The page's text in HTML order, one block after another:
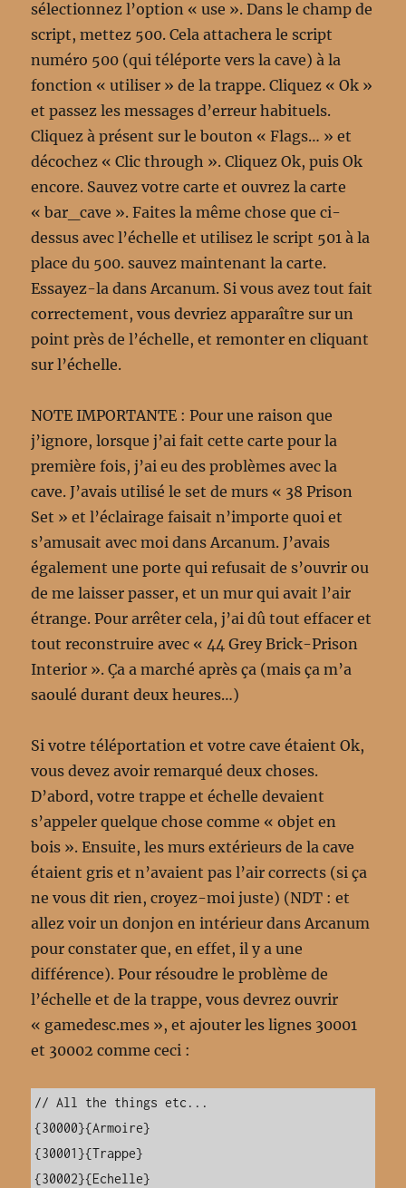
sélectionnez l’option « use ». Dans le champ de
script, mettez 500. Cela attachera le script
numéro 500 (qui téléporte vers la cave) à la
fonction « utiliser » de la trappe. Cliquez « Ok »
et passez les messages d’erreur habituels.
Cliquez à présent sur le bouton « Flags… » et
décochez « Clic through ». Cliquez Ok, puis Ok
encore. Sauvez votre carte et ouvrez la carte
« bar_cave ». Faites la même chose que ci-
dessus avec l’échelle et utilisez le script 501 à la
place du 500. sauvez maintenant la carte.
Essayez-la dans Arcanum. Si vous avez tout fait
correctement, vous devriez apparaître sur un
point près de l’échelle, et remonter en cliquant
sur l’échelle.
NOTE IMPORTANTE : Pour une raison que
j’ignore, lorsque j’ai fait cette carte pour la
première fois, j’ai eu des problèmes avec la
cave. J’avais utilisé le set de murs « 38 Prison
Set » et l’éclairage faisait n’importe quoi et
s’amusait avec moi dans Arcanum. J’avais
également une porte qui refusait de s’ouvrir ou
de me laisser passer, et un mur qui avait l’air
étrange. Pour arrêter cela, j’ai dû tout effacer et
tout reconstruire avec « 44 Grey Brick-Prison
Interior ». Ça a marché après ça (mais ça m’a
saoulé durant deux heures…)
Si votre téléportation et votre cave étaient Ok,
vous devez avoir remarqué deux choses.
D’abord, votre trappe et échelle devaient
s’appeler quelque chose comme « objet en
bois ». Ensuite, les murs extérieurs de la cave
étaient gris et n’avaient pas l’air corrects (si ça
ne vous dit rien, croyez-moi juste) (NDT : et
allez voir un donjon en intérieur dans Arcanum
pour constater que, en effet, il y a une
différence). Pour résoudre le problème de
l’échelle et de la trappe, vous devrez ouvrir
« gamedesc.mes », et ajouter les lignes 30001
et 30002 comme ceci :
// All the things etc...
{30000}{Armoire}
{30001}{Trappe}
{30002}{Echelle}